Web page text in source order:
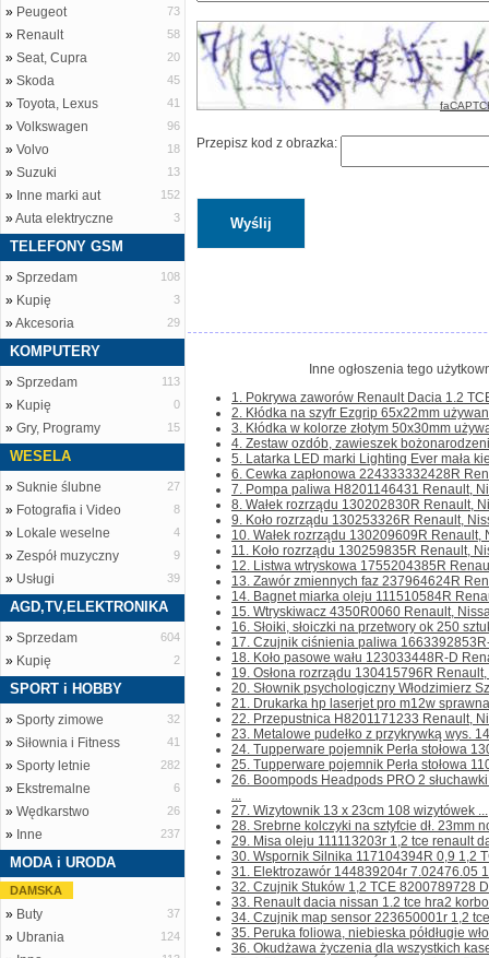
» Peugeot 73
» Renault 58
» Seat, Cupra 20
» Skoda 45
» Toyota, Lexus 41
» Volkswagen 96
» Volvo 18
» Suzuki 13
» Inne marki aut 152
»Auta elektryczne 3
TELEFONY GSM
» Sprzedam 108
» Kupię 3
»Akcesoria 29
KOMPUTERY
» Sprzedam 113
» Kupię 0
» Gry, Programy 15
WESELA
» Suknie ślubne 27
» Fotografia i Video 8
» Lokale weselne 4
» Zespół muzyczny 9
» Usługi 39
AGD,TV,ELEKTRONIKA
» Sprzedam 604
» Kupię 2
SPORT i HOBBY
» Sporty zimowe 32
» Siłownia i Fitness 41
» Sporty letnie 282
» Ekstremalne 6
» Wędkarstwo 26
» Inne 237
MODA i URODA
DAMSKA
» Buty 37
» Ubrania 124
Przepisz kod z obrazka:
Inne ogłoszenia tego
1. Pokrywa zaworów Renault Dacia 1.2
2. Kłódka na szyfr Ezgrip 65x22mm
3. Kłódka w kolorze złotym 50x30mm
4. Zestaw ozdób, zawieszek
5. Latarka LED marki Lighting Ever mała
6. Cewka zapłonowa 224333332428R
7. Pompa paliwa H8201146431 Renault,
8. Wałek rozrządu 130202830R Renault,
9. Koło rozrządu 130253326R Renault,
10. Wałek rozrządu 130209609R Renault,
11. Koło rozrządu 130259835R Renault,
12. Listwa wtryskowa 1755204385R
13. Zawór zmiennych faz 237964624R
14. Bagnet miarka oleju 111510584R
15. Wtryskiwacz 4350R0060 Renault,
16. Słoiki, słoiczki na przetwory ok 250
17. Czujnik ciśnienia paliwa
18. Koło pasowe wału 123033448R-D
19. Osłona rozrządu 130415796R
20. Słownik psychologiczny Włodzimierz
21. Drukarka hp laserjet pro m12w
22. Przepustnica H8201171233 Renault,
23. Metalowe pudełko z przykrywką wys.
24. Tupperware pojemnik Perła stołowa
25. Tupperware pojemnik Perła stołowa
26. Boompods Headpods PRO 2
...
27. Wizytownik 13 x 23cm 108 wizytówek ...
28. Srebrne kolczyki na sztyfcie dł. 23mm
29. Misa oleju 111113203r 1,2 tce renault
30. Wspornik Silnika 117104394R 0,9 1,2
31. Elektrozawór 144839204r 7.02476.05
32. Czujnik Stuków 1,2 TCE 8200789728
33. Renault dacia nissan 1.2 tce hra2
34. Czujnik map sensor 223650001r 1,2
35. Peruka foliowa, niebieska półdługie
36. Okudżawa życzenia dla wszystkich